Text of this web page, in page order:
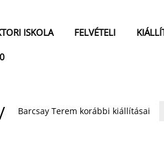
ISKOLA FELVÉTELI
Barcsay Terem korábbi kiállításai